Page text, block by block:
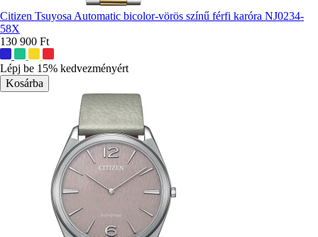
Citizen Tsuyosa Automatic bicolor-vörös színű férfi karóra NJ0234-
58X
130 900 Ft
színek:
Lépj be 15% kedvezményért